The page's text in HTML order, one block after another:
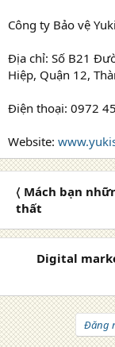
Công ty Bảo vệ
Địa chỉ: Số B21
Hiệp, Quận 12,
Điện thoại: 0972
Website:
〈 Mách bạn
thất
Digital
Đăng